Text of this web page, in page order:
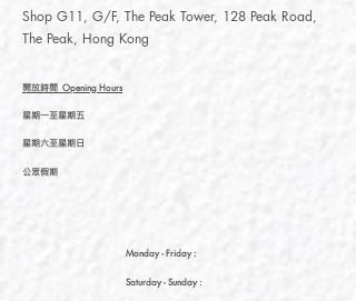
Shop G11, G/F, The Peak Tower, 128 Peak Road,
The Peak, Hong Kong
開放時間 Opening Hours
星期一至星期五
星期六至星期日
公眾假期
Monday - Friday :
Saturday- Sunday :